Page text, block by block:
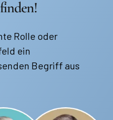
Rolle oder
ein
Begriff aus